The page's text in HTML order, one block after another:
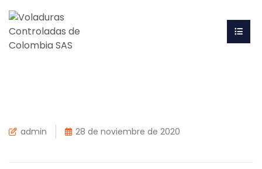
admin 28 de noviembre de 2020